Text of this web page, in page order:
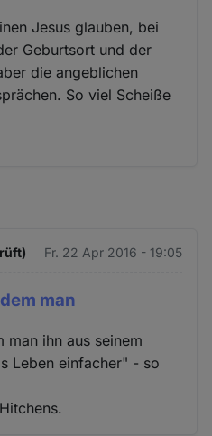
Jesus glauben, bei
Geburtsort und der
die angeblichen
So viel Scheiße
Fr. 22 Apr 2016 - 19:05
man
man ihn aus seinem
Leben einfacher" - so